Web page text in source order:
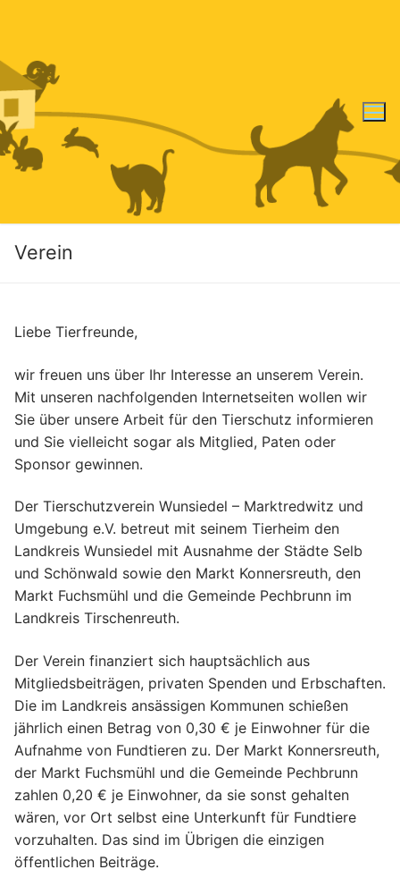
Verein
Liebe Tierfreunde,
wir freuen uns über Ihr Interesse an unserem Verein.
Mit unseren nachfolgenden Internetseiten wollen wir
Sie über unsere Arbeit für den Tierschutz informieren
und Sie vielleicht sogar als Mitglied, Paten oder
Sponsor gewinnen.
Der Tierschutzverein Wunsiedel – Marktredwitz und
Umgebung e.V. betreut mit seinem Tierheim den
Landkreis Wunsiedel mit Ausnahme der Städte Selb
und Schönwald sowie den Markt Konnersreuth, den
Markt Fuchsmühl und die Gemeinde Pechbrunn im
Landkreis Tirschenreuth.
Der Verein finanziert sich hauptsächlich aus
Mitgliedsbeiträgen, privaten Spenden und Erbschaften.
Die im Landkreis ansässigen Kommunen schießen
jährlich einen Betrag von 0,30 € je Einwohner für die
Aufnahme von Fundtieren zu. Der Markt Konnersreuth,
der Markt Fuchsmühl und die Gemeinde Pechbrunn
zahlen 0,20 € je Einwohner, da sie sonst gehalten
wären, vor Ort selbst eine Unterkunft für Fundtiere
vorzuhalten. Das sind im Übrigen die einzigen
öffentlichen Beiträge.